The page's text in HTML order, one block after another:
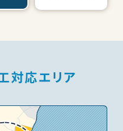
対応エリア